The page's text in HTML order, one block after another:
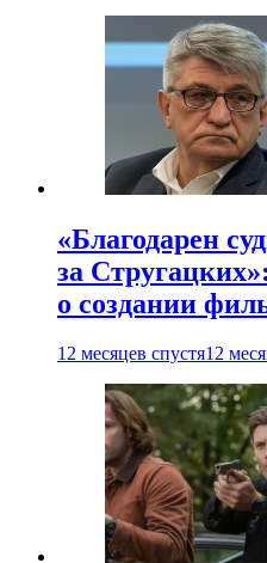
«Благодарен
за
о создании
12 месяцев спустя12